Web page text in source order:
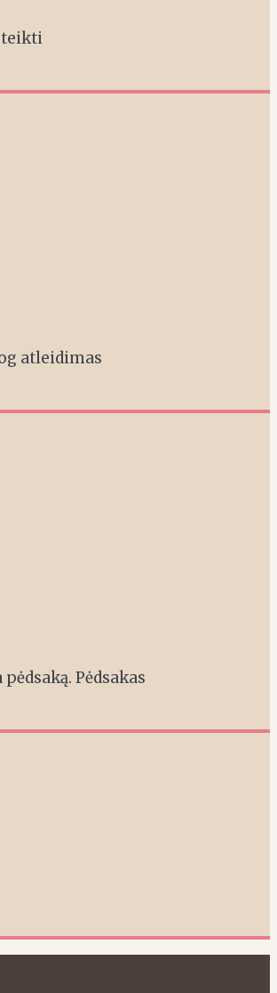
atleidimas
Pėdsakas